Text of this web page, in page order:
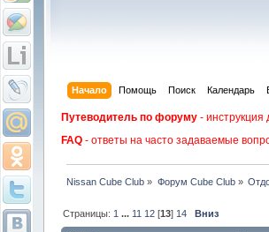
Начало Помощь Поиск Календарь
Путеводитель по форуму - инструкция
FAQ - ответы на часто задаваемые
Nissan Cube Club » Форум Cube Club»
Страницы: 1 ... 11 12 [13] 14 Вниз